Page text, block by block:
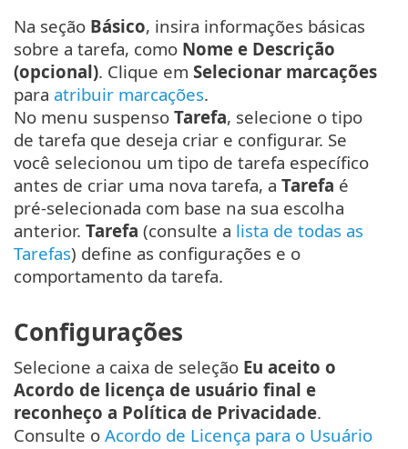
Na seção Básico, insira informações básicas
sobre a tarefa, como Nome e Descrição
(opcional). Clique em Selecionar marcações
para atribuir marcações.
No menu suspenso Tarefa, selecione o tipo
de tarefa que deseja criar e configurar. Se
você selecionou um tipo de tarefa específico
antes de criar uma nova tarefa, a Tarefa é
pré-selecionada com base na sua escolha
anterior. Tarefa (consulte a lista de todas as
Tarefas) define as configurações e o
comportamento da tarefa.
Configurações
Selecione a caixa de seleção Eu aceito o
Acordo de licença de usuário final e
reconheço a Política de Privacidade.
Consulte o Acordo de Licença para o Usuário